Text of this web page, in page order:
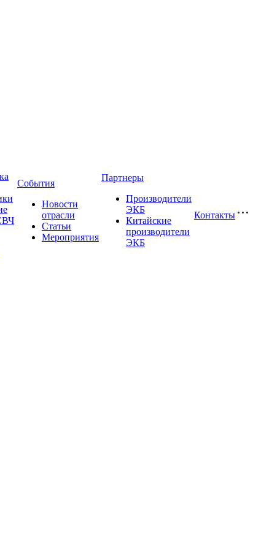
События
Новости
отрасли
Статьи
Мероприятия
Партнеры
Производители
ЭКБ
Китайские
производители
ЭКБ
Контакты